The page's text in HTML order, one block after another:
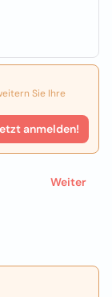
Sie Ihre
anmelden!
Weiter